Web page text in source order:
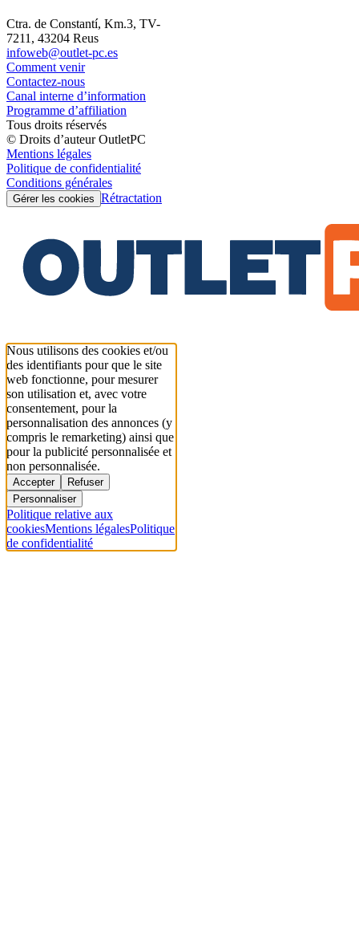
Ctra. de Constantí, Km.3, TV-
7211, 43204 Reus
infoweb@outlet-pc.es
Comment venir
Contactez-nous
Canal interne d’information
Programme d’affiliation
Tous droits réservés
© Droits d’auteur OutletPC
Mentions légales
Politique de confidentialité
Conditions générales
Gérer les cookies Rétractation
Nous utilisons des cookies et/ou
des identifiants pour que le site
web fonctionne, pour mesurer
son utilisation et, avec votre
consentement, pour la
personnalisation des annonces (y
compris le remarketing) ainsi que
pour la publicité personnalisée et
non personnalisée.
Accepter
Refuser
Personnaliser
Politique relative aux
cookiesMentions légalesPolitique
de confidentialité